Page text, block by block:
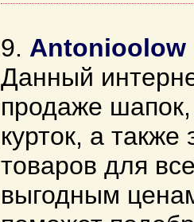
9. Antonioolow
Данный
продаже
курток, а
товаров для
выгодным